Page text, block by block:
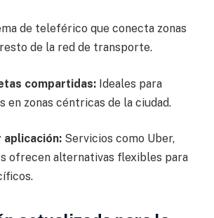
de teleférico que conecta zonas
de la red de transporte.
compartidas: Ideales para
en zonas céntricas de la ciudad.
Servicios como Uber,
ofrecen alternativas flexibles para